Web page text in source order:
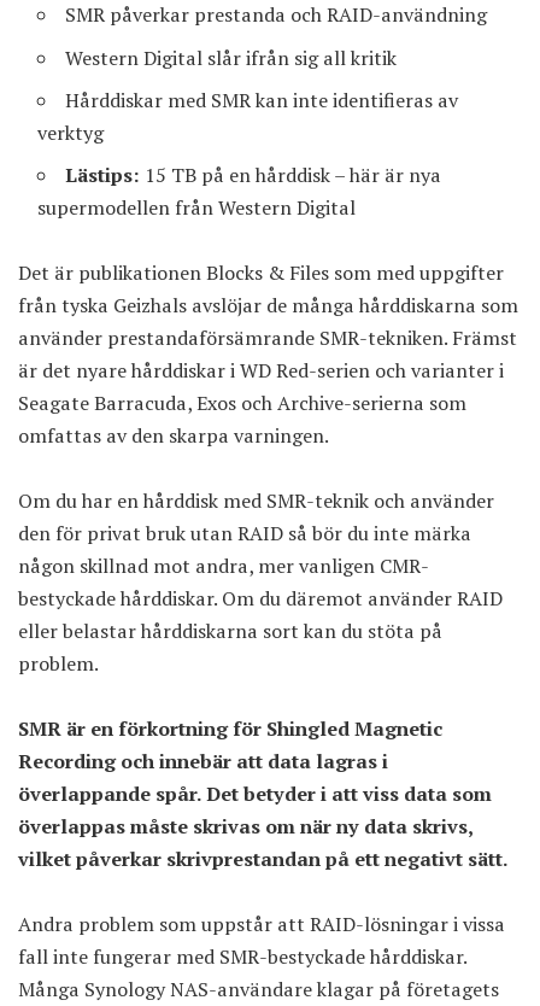
SMR påverkar prestanda och RAID-användning
Western Digital slår ifrån sig all kritik
Hårddiskar med SMR kan inte identifieras av
verktyg
Lästips: 15 TB på en hårddisk – här är nya
supermodellen från Western Digital
Det är publikationenBlocks & Files som med uppgifter
från tyska Geizhals avslöjar de många hårddiskarna som
använder prestandaförsämrande SMR-tekniken. Främst
är det nyare hårddiskar i WD Red-serien och varianter i
Seagate Barracuda, Exos och Archive-serierna som
omfattas av den skarpa varningen.
Om du har en hårddisk med SMR-teknik och använder
den för privat bruk utan RAID så bör du inte märka
någon skillnad mot andra, mer vanligen CMR-
bestyckade hårddiskar. Om du däremot använder RAID
eller belastar hårddiskarna sort kan du stöta på
problem.
SMR är en förkortning för Shingled Magnetic
Recording och innebär att data lagras i
överlappande spår. Det betyder i att viss data som
överlappas måste skrivas om när ny data skrivs,
vilket påverkar skrivprestandan på ett negativt sätt.
Andra problem som uppstår att RAID-lösningar i vissa
fall inte fungerar med SMR-bestyckade hårddiskar.
Många Synology NAS-användare klagar på företagets